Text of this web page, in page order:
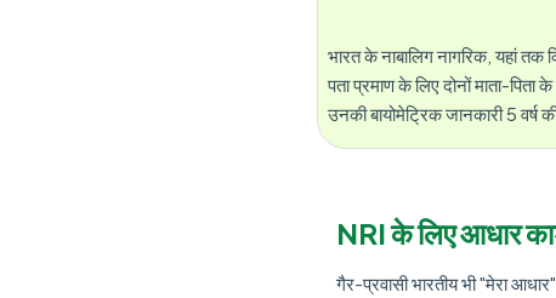
भारत के नाबालिग नागरिक, यहां
पता प्रमाण के लिए दोनों माता-
उनकी बायोमेट्रिक जानकारी 5
NRI के लिए आधार
गैर-प्रवासी भारतीय भी "मेरा